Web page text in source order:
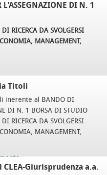
L'ASSEGNAZIONE DI N. 1
RICERCA DA SVOLGERSI
MANAGEMENT,
Titoli
inerente al BANDO DI
DI N. 1 BORSA DI STUDIO
RICERCA DA SVOLGERSI
MANAGEMENT,
CLEA-Giurisprudenza a.a.